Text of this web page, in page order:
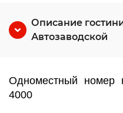
Описание
Автозаводской
Одноместный номер
4000